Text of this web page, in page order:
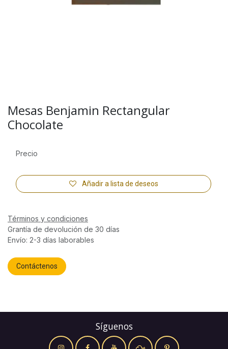
Mesas Benjamin Rectangular
Chocolate
Añadir a lista de deseos
Precio
Términos y condiciones
Grantía de devolución de 30 días
Envío: 2-3 días laborables
Contáctenos
Síguenos